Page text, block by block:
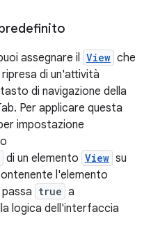
assegnare il View che
di un'attività
di navigazione della
Per applicare questa
impostazione
di un elemento View su
l'elemento
true a
logica dell'interfaccia